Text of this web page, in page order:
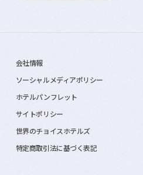
会社情報
ソーシャルメディアポリシー
ホテルパンフレット
サイトポリシー
世界のチョイスホテルズ
特定商取引法に基づく表記